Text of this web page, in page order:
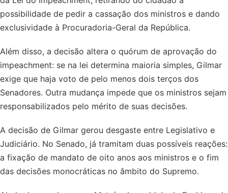
possibilidade de pedir a cassação dos ministros e dando
exclusividade à Procuradoria-Geral da República.
Além disso, a decisão altera o quórum de aprovação do
impeachment: se na lei determina maioria simples, Gilmar
exige que haja voto de pelo menos dois terços dos
Senadores. Outra mudança impede que os ministros sejam
responsabilizados pelo mérito de suas decisões.
A decisão de Gilmar gerou desgaste entre Legislativo e
Judiciário. No Senado, já tramitam duas possíveis reações:
a fixação de mandato de oito anos aos ministros e o fim
das decisões monocráticas no âmbito do Supremo.